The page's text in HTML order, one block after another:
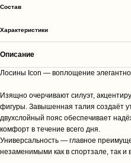
Cостав
Характеристики
Описание
Лосины Icon — воплощение
Изящно очерчивают силуэт,
фигуры. Завышенная талия создаёт
двухслойный пояс обеспечивает
комфорт в течение всего дня.
Универсальность — главное
незаменимыми как в спортзале, так и